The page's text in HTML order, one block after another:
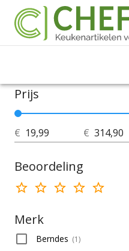
Prijs
€ €
Beoordeling
Merk
Berndes (1)